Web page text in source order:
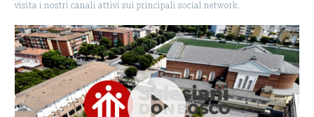
visita i nostri canali attivi sui principali social network.